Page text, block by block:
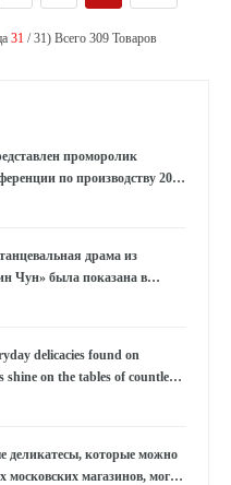
31 / 31) Всего 309 Товаров
проморолик
по производству 2026
миру «приглашение
драма из
Чун» была показана в
бурные овации, используя
delicacies found on
shine on the tables of countless
деликатесы, которые можно
московских магазинов, могут